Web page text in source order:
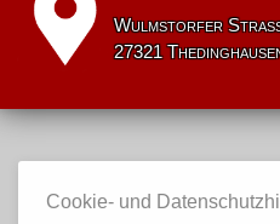
Wulmstorfer
27321
Cookie- und